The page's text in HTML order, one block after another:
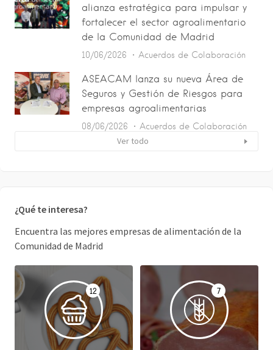
alianza estratégica para impulsar y
fortalecer el sector agroalimentario
de la Comunidad de Madrid
10/06/2026 Acuerdos de Colaboración
ASEACAM lanza su nueva Área de
Seguros y Gestión de Riesgos para
empresas agroalimentarias
08/06/2026 Acuerdos de Colaboración
Ver todo
¿Qué te interesa?
Encuentra las mejores empresas de alimentación de la
Comunidad de Madrid
12 7